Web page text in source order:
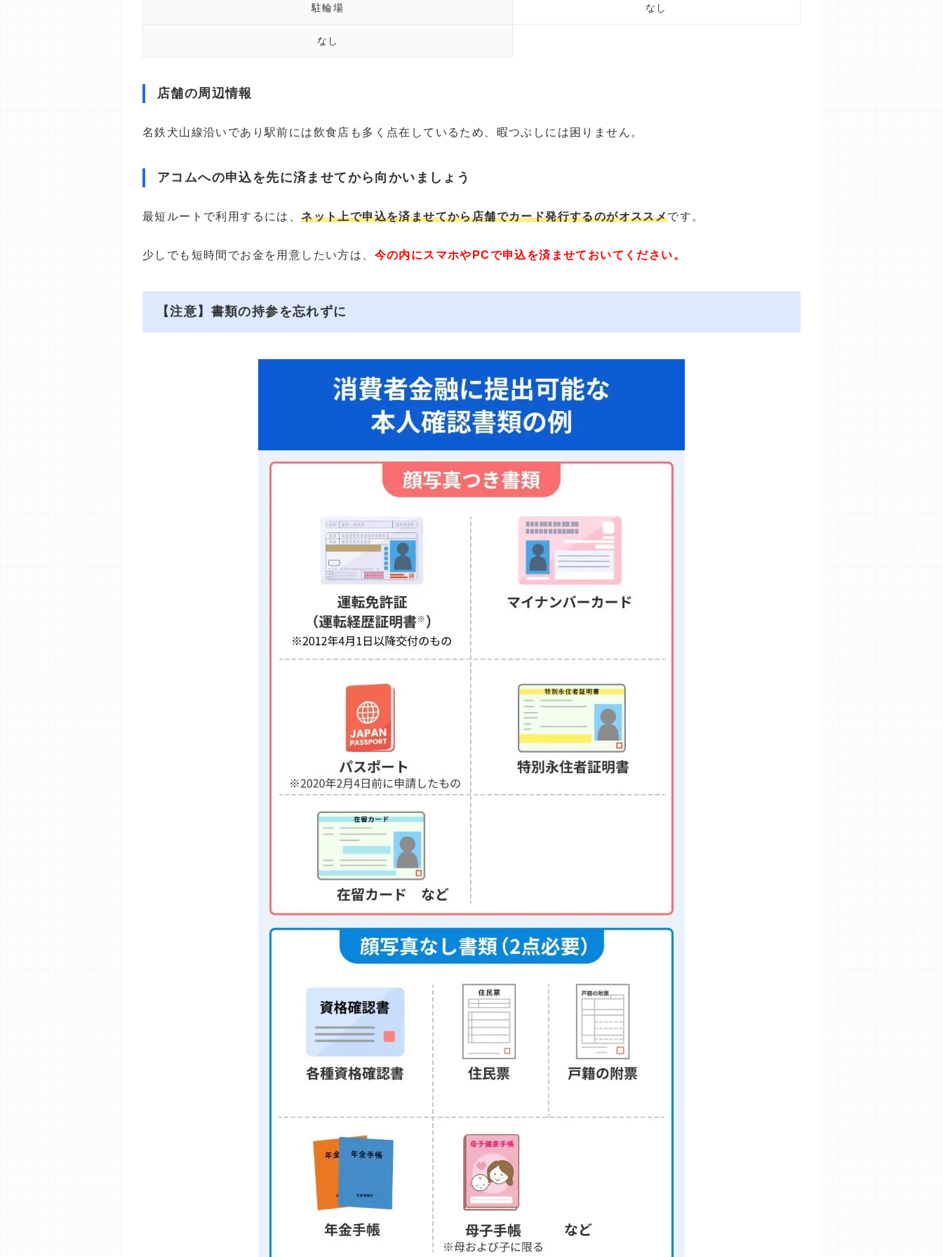
駐輪場 なし
なし
店舗の周辺情報
名鉄犬山線沿いであり駅前には飲食店も多く点在しているため、暇つぶしには困りません。
アコムへの申込を先に済ませてから向かいましょう
最短ルートで利用するには、ネット上で申込を済ませてから店舗でカード発行するのがオススメです。
少しでも短時間でお金を用意したい方は、 今の内にスマホやPCで申込を済ませておいてください。
【注意】書類の持参を忘れずに